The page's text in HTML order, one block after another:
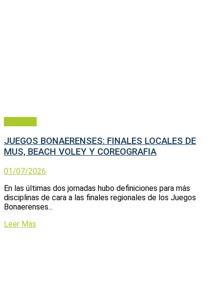
JUEGOS BONAERENSES: FINALES LOCALES DE
MUS, BEACH VOLEY Y COREOGRAFIA
01/07/2026
En las últimas dos jornadas hubo definiciones para más
disciplinas de cara a las finales regionales de los Juegos
Bonaerenses...
Leer Más